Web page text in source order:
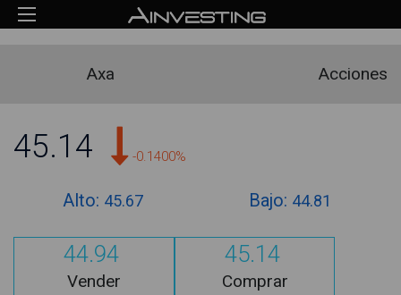
Axa Acciones
45.14 -0.1400%
Alto: 45.67 Bajo: 44.81
44.94
Vender
45.14
Comprar